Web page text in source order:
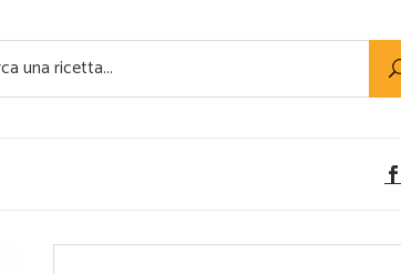
Veloci
Utility
Super Alimenti
Ricette Vegetariane
Rumors